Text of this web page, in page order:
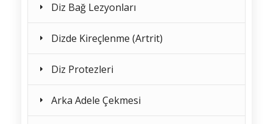
Diz Bağ Lezyonları
Dizde Kireçlenme (Artrit)
Diz Protezleri
Arka Adele Çekmesi